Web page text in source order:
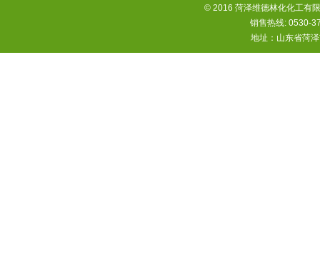
© 2016 菏泽维德林化化工
销售热线: 0530-
地址：山东省菏